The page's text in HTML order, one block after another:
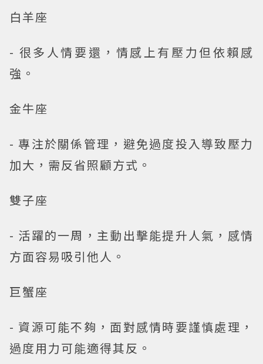
白羊座
- 很多人情要還，情感上有壓力但依賴感
強。
金牛座
- 專注於關係管理，避免過度投入導致壓力
加大，需反省照顧方式。
雙子座
- 活躍的一周，主動出擊能提升人氣，感情
方面容易吸引他人。
巨蟹座
- 資源可能不夠，面對感情時要謹慎處理，
過度用力可能適得其反。